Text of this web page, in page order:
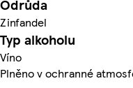
Odrůda
Zinfandel
Typ alkoholu
Víno
Plněno v ochranné